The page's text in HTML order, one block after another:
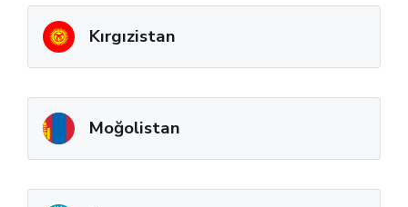
Kırgızistan
Moğolistan